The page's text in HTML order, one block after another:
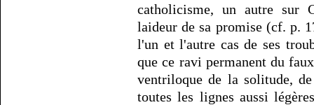
catholicisme, un autre sur
laideur de sa promise (cf. p.
l'un et l'autre cas de ses
que ce ravi permanent du
ventriloque de la solitude,
toutes les lignes aussi